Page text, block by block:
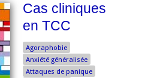
Cas cliniques
en TCC
Agoraphobie
Anxiété généralisée
Attaques de panique